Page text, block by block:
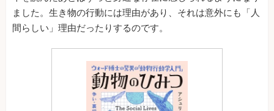
ました。生き物の行動には理由があり、それは意外にも「人
間らしい」理由だったりするのです。